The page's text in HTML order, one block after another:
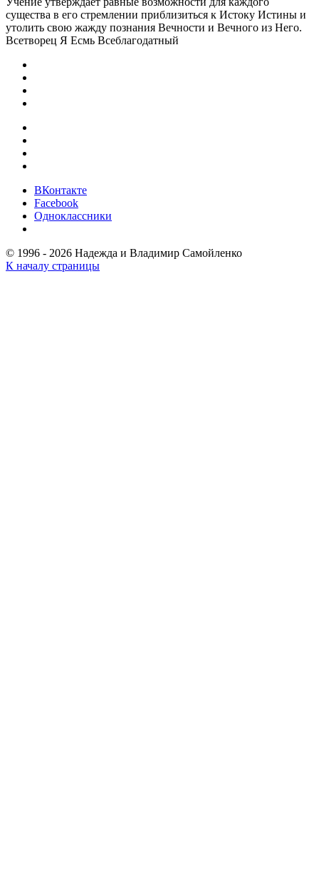
существа в его стремлении приблизиться к Истоку Истины и
утолить свою жажду познания Вечности и Вечного из Него.
Всетворец Я Есмь Всеблагодатный
ВКонтакте
Facebook
Одноклассники
© 1996 - 2026 Надежда и Владимир Самойленко
К началу страницы